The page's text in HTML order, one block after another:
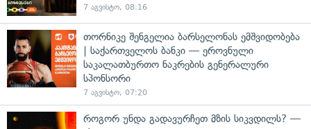
7 აგვისტო, 08:16
თორნიკე შენგელია ბარსელონას ემშვიდობება
| საქართველოს ბანკი — ეროვნული
საკალათბურთო ნაკრების გენერალური
სპონსორი
7 აგვისტო, 07:20
როგორ უნდა გადავურჩეთ მზის სიკვდილს? —